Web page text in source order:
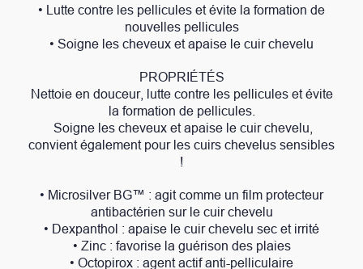
• Lutte contre les pellicules et évite la formation de
nouvelles pellicules
• Soigne les cheveux et apaise le cuir chevelu
PROPRIÉTÉS
Nettoie en douceur, lutte contre les pellicules et évite
la formation de pellicules.
Soigne les cheveux et apaise le cuir chevelu,
convient également pour les cuirs chevelus sensibles
!
• Microsilver BG™ : agit comme un film protecteur
antibactérien sur le cuir chevelu
• Dexpanthol : apaise le cuir chevelu sec et irrité
• Zinc : favorise la guérison des plaies
• Octopirox : agent actif anti-pelliculaire